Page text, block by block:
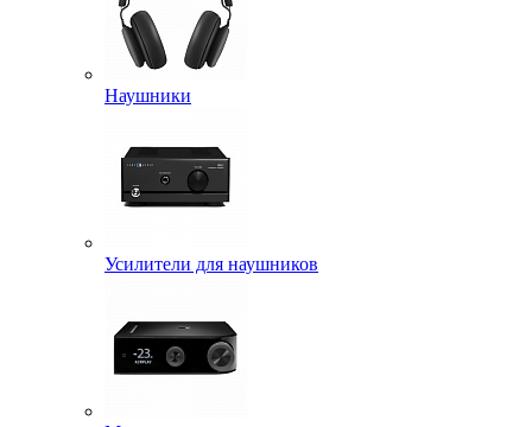
Наушники
Усилители для наушников